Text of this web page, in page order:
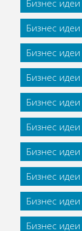
Бизнес
Бизнес
Бизнес
Бизнес
Бизнес
Бизнес
Бизнес
Бизнес
Бизнес
Бизнес